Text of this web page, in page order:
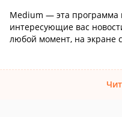
Medium — эта программа
интересующие вас
любой момент, на экране